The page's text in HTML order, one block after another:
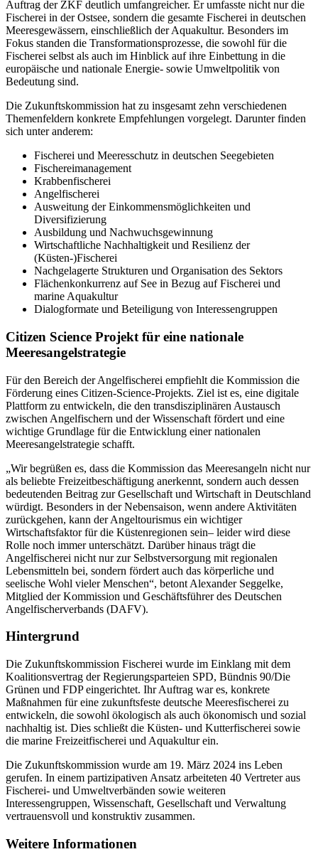
Auftrag der ZKF deutlich umfangreicher. Er umfasste nicht nur die
Fischerei in der Ostsee, sondern die gesamte Fischerei in deutschen
Meeresgewässern, einschließlich der Aquakultur. Besonders im
Fokus standen die Transformationsprozesse, die sowohl für die
Fischerei selbst als auch im Hinblick auf ihre Einbettung in die
europäische und nationale Energie- sowie Umweltpolitik von
Bedeutung sind.
Die Zukunftskommission hat zu insgesamt zehn verschiedenen
Themenfeldern konkrete Empfehlungen vorgelegt. Darunter finden
sich unter anderem:
Fischerei und Meeresschutz in deutschen Seegebieten
Fischereimanagement
Krabbenfischerei
Angelfischerei
Ausweitung der Einkommensmöglichkeiten und
Diversifizierung
Ausbildung und Nachwuchsgewinnung
Wirtschaftliche Nachhaltigkeit und Resilienz der
(Küsten-)Fischerei
Nachgelagerte Strukturen und Organisation des Sektors
Flächenkonkurrenz auf See in Bezug auf Fischerei und
marine Aquakultur
Dialogformate und Beteiligung von Interessengruppen
Citizen Science Projekt für eine nationale
Meeresangelstrategie
Für den Bereich der Angelfischerei empfiehlt die Kommission die
Förderung eines Citizen-Science-Projekts. Ziel ist es, eine digitale
Plattform zu entwickeln, die den transdisziplinären Austausch
zwischen Angelfischern und der Wissenschaft fördert und eine
wichtige Grundlage für die Entwicklung einer nationalen
Meeresangelstrategie schafft.
„Wir begrüßen es, dass die Kommission das Meeresangeln nicht nur
als beliebte Freizeitbeschäftigung anerkennt, sondern auch dessen
bedeutenden Beitrag zur Gesellschaft und Wirtschaft in Deutschland
würdigt. Besonders in der Nebensaison, wenn andere Aktivitäten
zurückgehen, kann der Angeltourismus ein wichtiger
Wirtschaftsfaktor für die Küstenregionen sein– leider wird diese
Rolle noch immer unterschätzt. Darüber hinaus trägt die
Angelfischerei nicht nur zur Selbstversorgung mit regionalen
Lebensmitteln bei, sondern fördert auch das körperliche und
seelische Wohl vieler Menschen“, betont Alexander Seggelke,
Mitglied der Kommission und Geschäftsführer des Deutschen
Angelfischerverbands (DAFV).
Hintergrund
Die Zukunftskommission Fischerei wurde im Einklang mit dem
Koalitionsvertrag der Regierungsparteien SPD, Bündnis 90/Die
Grünen und FDP eingerichtet. Ihr Auftrag war es, konkrete
Maßnahmen für eine zukunftsfeste deutsche Meeresfischerei zu
entwickeln, die sowohl ökologisch als auch ökonomisch und sozial
nachhaltig ist. Dies schließt die Küsten- und Kutterfischerei sowie
die marine Freizeitfischerei und Aquakultur ein.
Die Zukunftskommission wurde am 19. März 2024 ins Leben
gerufen. In einem partizipativen Ansatz arbeiteten 40 Vertreter aus
Fischerei- und Umweltverbänden sowie weiteren
Interessengruppen, Wissenschaft, Gesellschaft und Verwaltung
vertrauensvoll und konstruktiv zusammen.
Weitere Informationen